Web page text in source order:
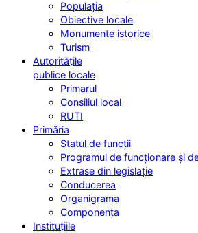
Populația
Obiective locale
Monumente istorice
Turism
Autoritățile
publice locale
Primarul
Consiliul local
RUTI
Primăria
Statul de funcții
Programul de funcționare și
Extrase din legislație
Conducerea
Organigrama
Componența
Instituțiile